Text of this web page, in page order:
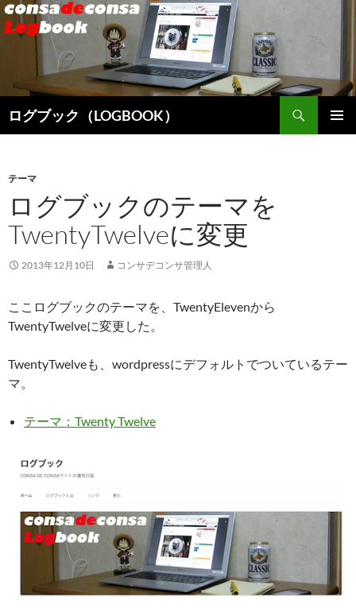
ログブック（LOGBOOK）
索
ン
へ
ス
キ
ッ
テーマ
ログブックのテーマを
TwentyTwelveに変更
2013年12月10日 コンサデコンサ管理人
ここログブックのテーマを、TwentyElevenから
TwentyTwelveに変更した。
TwentyTwelveも、wordpressにデフォルトでついているテー
マ。
テーマ：Twenty Twelve